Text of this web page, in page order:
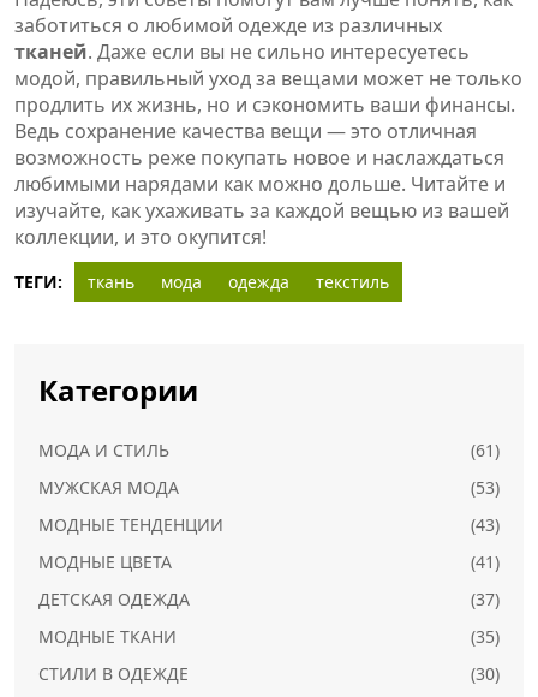
заботиться о любимой одежде из различных
тканей. Даже если вы не сильно интересуетесь
модой, правильный уход за вещами может не только
продлить их жизнь, но и сэкономить ваши финансы.
Ведь сохранение качества вещи — это отличная
возможность реже покупать новое и наслаждаться
любимыми нарядами как можно дольше. Читайте и
изучайте, как ухаживать за каждой вещью из вашей
коллекции, и это окупится!
ТЕГИ: ткань мода одежда текстиль
Категории
МОДА И СТИЛЬ
(61)
МУЖСКАЯ МОДА
(53)
МОДНЫЕ ТЕНДЕНЦИИ
(43)
МОДНЫЕ ЦВЕТА
(41)
ДЕТСКАЯ ОДЕЖДА
(37)
МОДНЫЕ ТКАНИ
(35)
СТИЛИ В ОДЕЖДЕ
(30)